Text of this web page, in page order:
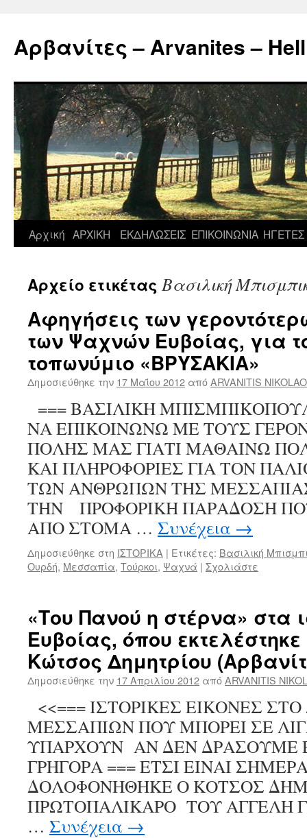
περιεχόμενο
Αρβανίτες – Arvanites –
Αρχική ΑΡΧΙΚΗ ΕΚΔΗΛΩΣΕΙΣ ΕΠΙΚΟΙΝΩΝΙΑ ΗΓΕΤΕΣ
Αρχείο ετικέτας Βασιλική
Αφηγήσεις των
των Ψαχνών Ευβοίας, για
τοπωνύμιο «ΒΡΥΣΑΚΙΑ»
Δημοσιεύθηκε την 17 Μαΐου 2012 απόARVANITIS
=== ΒΑΣΙΛΙΚΗ
ΝΑ ΕΠΙΚΟΙΝΩΝΩ ΜΕ ΤΟΥΣ
ΠΟΛΗΣ ΜΑΣ ΓΙΑΤΙ ΜΑΘΑΙΝΩ
ΚΑΙ ΠΛΗΡΟΦΟΡΙΕΣ ΓΙΑ ΤΟΝ
ΤΩΝ ΑΝΘΡΩΠΩΝ ΤΗΣ
ΤΗΝ ΠΡΟΦΟΡΙΚΗ ΠΑΡΑΔΟΣΗ
ΑΠΟ ΣΤΟΜΑ … Συνέχεια →
Δημοσιεύθηκε στη ΙΣΤΟΡΙΚΑ | Ετικέτες: Βασιλική
Ουρδή, Μεσσαπία, Τούρκοι, Ψαχνά | Σχολιάστε
«Του Πανού η στέρνα» στα
Ευβοίας, όπου
Κώτσος Δημητρίου
Δημοσιεύθηκε την 17 Απριλίου 2012 απόARVANITIS
<<=== ΙΣΤΟΡΙΚΕΣ ΕΙΚΟΝΕΣ
ΜΕΣΣΑΠΙΩΝ ΠΟΥ ΜΠΟΡΕΙ ΣΕ
ΥΠΑΡΧΟΥΝ ΑΝ ΔΕΝ ΔΡΑΣΟΥΜΕ
ΓΡΗΓΟΡΑ === ΕΤΣΙ ΕΙΝΑΙ
ΔΟΛΟΦΟΝΗΘΗΚΕ Ο ΚΟΤΣΟΣ
ΠΡΩΤΟΠΑΛΙΚΑΡΟ ΤΟΥ ΑΓΓΕΛΗ
… Συνέχεια →